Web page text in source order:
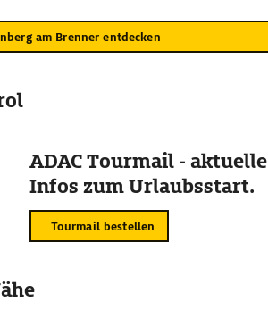
am Brenner entdecken
ADAC Tourmail - aktuelle
Infos zum Urlaubsstart.
Tourmail bestellen